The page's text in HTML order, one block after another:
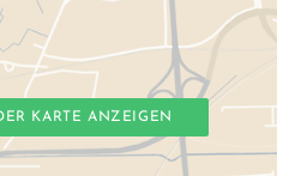
KARTE ANZEIGEN